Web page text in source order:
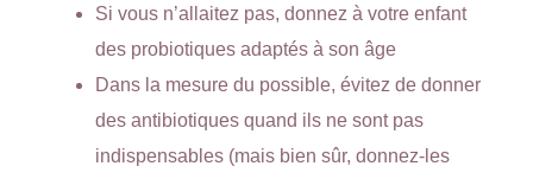
Si vous n’allaitez pas, donnez à votre enfant
des probiotiques adaptés à son âge
Dans la mesure du possible, évitez de donner
des antibiotiques quand ils ne sont pas
indispensables (mais bien sûr, donnez-les